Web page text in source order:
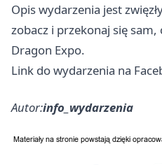
Opis wydarzenia jest
zobacz i przekonaj się
Dragon Expo.
Link do wydarzenia na
Autor:info_wydarzenia